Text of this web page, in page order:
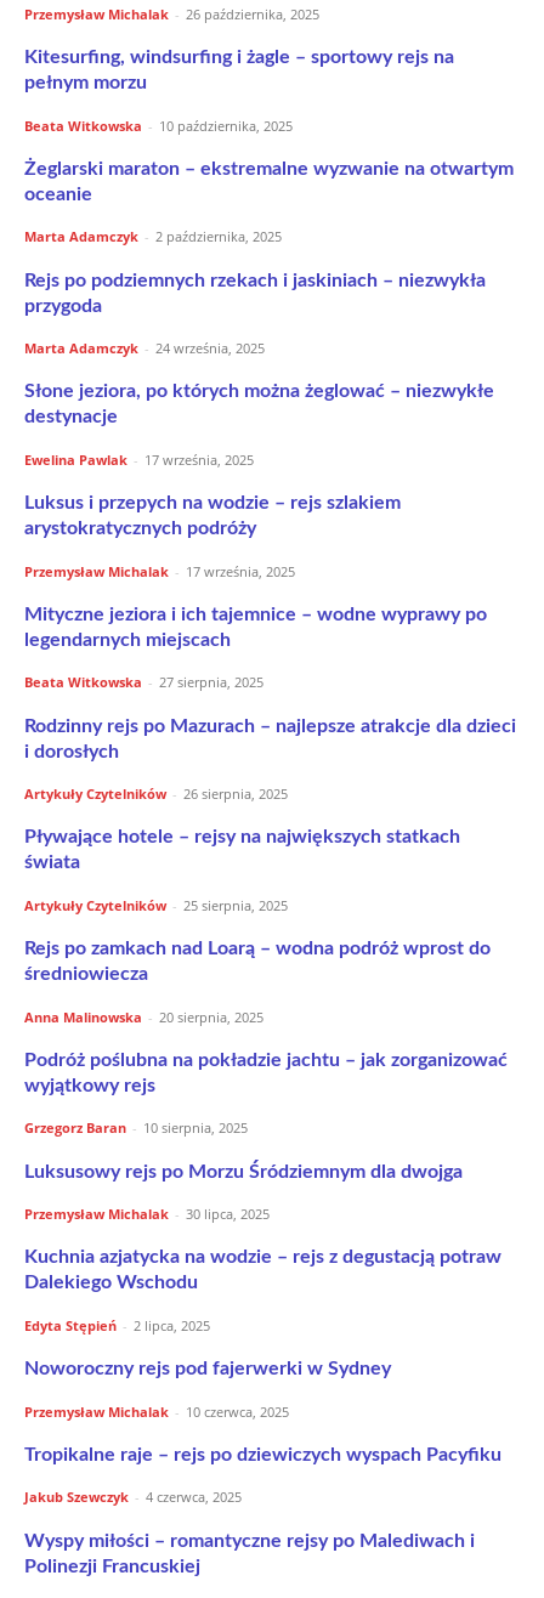
Przemysław Michalak - 26 października, 2025
Kitesurfing, windsurfing i żagle – sportowy rejs na
pełnym morzu
Beata Witkowska - 10 października, 2025
Żeglarski maraton – ekstremalne wyzwanie na otwartym
oceanie
Marta Adamczyk - 2 października, 2025
Rejs po podziemnych rzekach i jaskiniach – niezwykła
przygoda
Marta Adamczyk - 24 września, 2025
Słone jeziora, po których można żeglować – niezwykłe
destynacje
Ewelina Pawlak - 17 września, 2025
Luksus i przepych na wodzie – rejs szlakiem
arystokratycznych podróży
Przemysław Michalak - 17 września, 2025
Mityczne jeziora i ich tajemnice – wodne wyprawy po
legendarnych miejscach
Beata Witkowska - 27 sierpnia, 2025
Rodzinny rejs po Mazurach – najlepsze atrakcje dla dzieci
i dorosłych
Artykuły Czytelników - 26 sierpnia, 2025
Pływające hotele – rejsy na największych statkach
świata
Artykuły Czytelników - 25 sierpnia, 2025
Rejs po zamkach nad Loarą – wodna podróż wprost do
średniowiecza
Anna Malinowska - 20 sierpnia, 2025
Podróż poślubna na pokładzie jachtu – jak zorganizować
wyjątkowy rejs
Grzegorz Baran - 10 sierpnia, 2025
Luksusowy rejs po Morzu Śródziemnym dla dwojga
Przemysław Michalak - 30 lipca, 2025
Kuchnia azjatycka na wodzie – rejs z degustacją potraw
Dalekiego Wschodu
Edyta Stępień - 2 lipca, 2025
Noworoczny rejs pod fajerwerki w Sydney
Przemysław Michalak - 10 czerwca, 2025
Tropikalne raje – rejs po dziewiczych wyspach Pacyfiku
Jakub Szewczyk - 4 czerwca, 2025
Wyspy miłości – romantyczne rejsy po Malediwach i
Polinezji Francuskiej